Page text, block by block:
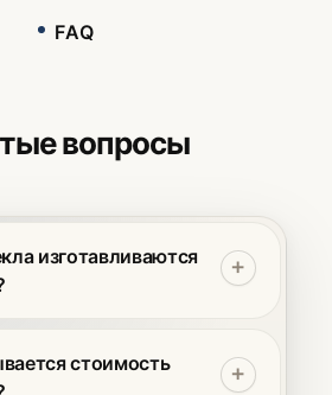
FAQ
вопросы
изготавливаются
по ГОСТ. Оно
в 5–7 раз и при
стоимость